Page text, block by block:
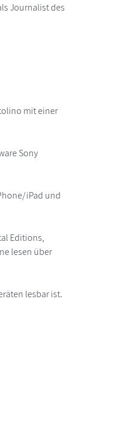
Journalist des
mit einer
Sony
iPad und
Editions,
lesen über
lesbar ist.